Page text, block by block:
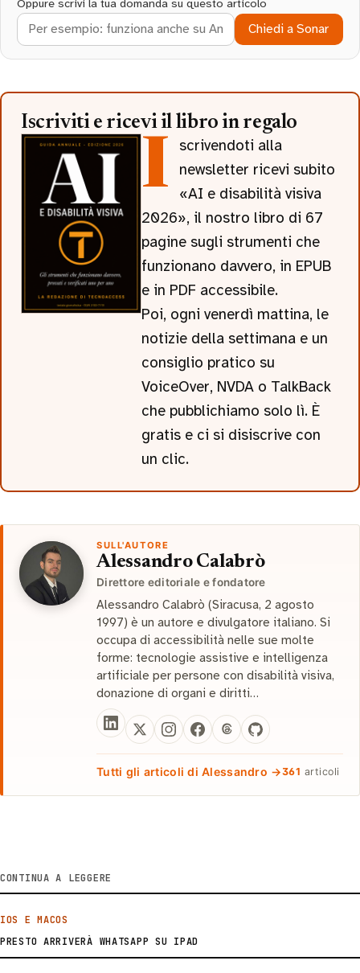
Oppure scrivi la tua domanda su questo articolo
Chiedi a Sonar
Iscriviti e ricevi il libro in regalo
Iscrivendoti alla
newsletter ricevi subito
«AI e disabilità visiva
2026», il nostro libro di 67
pagine sugli strumenti che
funzionano davvero, in EPUB
e in PDF accessibile.
Poi, ogni venerdì mattina, le
notizie della settimana e un
consiglio pratico su
VoiceOver, NVDA o TalkBack
che pubblichiamo solo lì. È
gratis e ci si disiscrive con
un clic.
SULL'AUTORE
Alessandro Calabrò
Direttore editoriale e fondatore
Alessandro Calabrò (Siracusa, 2 agosto
1997) è un autore e divulgatore italiano. Si
occupa di accessibilità nelle sue molte
forme: tecnologie assistive e intelligenza
artificiale per persone con disabilità visiva,
donazione di organi e diritti…
Tutti gli articoli di Alessandro →361 articoli
CONTINUA A LEGGERE
IOS E MACOS
PRESTO ARRIVERÀ WHATSAPP SU IPAD